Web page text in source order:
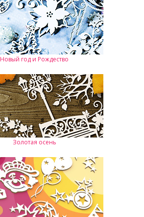
Новый год и Рождество
Золотая осень